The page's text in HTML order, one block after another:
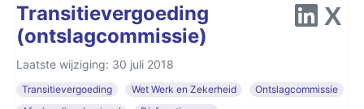
Transitievergoeding
(ontslagcommissie)
Laatste wijziging: 30 juli 2018
Transitievergoeding Wet Werk en Zekerheid
Ontslagcommissie